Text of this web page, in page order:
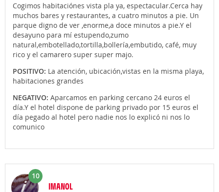
Cogimos habitaciónes vista pla ya, espectacular.Cerca hay
muchos bares y restaurantes, a cuatro minutos a pie. Un
parque digno de ver ,enorme,a doce minutos a pie.Y el
desayuno para mí estupendo,zumo
natural,embotellado,tortilla,bollería,embutido, café, muy
rico y el camarero super super majo.
POSITIVO: La atención, ubicación,vistas en la misma playa,
habitaciones grandes
NEGATIVO: Aparcamos en parking cercano 24 euros el
día.Y el hotel dispone de parking privado por 15 euros el
día pegado al hotel pero nadie nos lo explicó ni nos lo
comunico
10
IMANOL